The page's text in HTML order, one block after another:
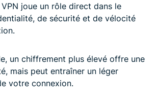
joue un rôle direct dans le
de sécurité et de vélocité
un chiffrement plus élevé offre une
mais peut entraîner un léger
votre connexion.